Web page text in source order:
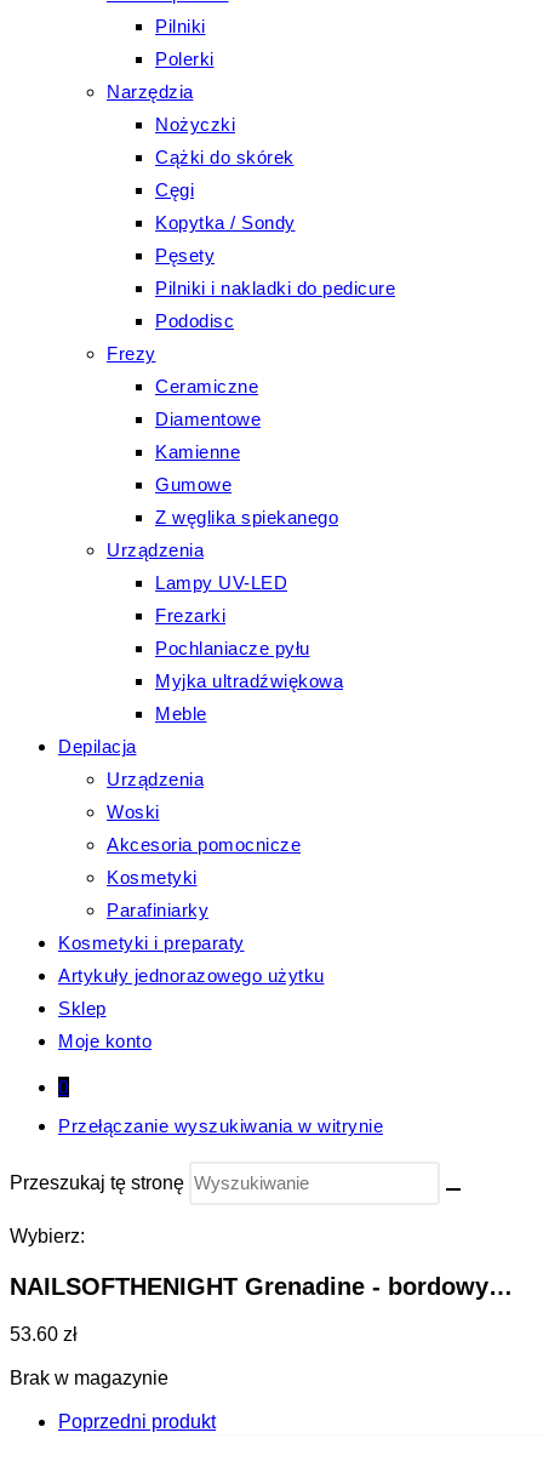
Pilniki
Polerki
Narzędzia
Nożyczki
Cążki do skórek
Cęgi
Kopytka / Sondy
Pęsety
Pilniki i nakladki do pedicure
Pododisc
Frezy
Ceramiczne
Diamentowe
Kamienne
Gumowe
Z węglika spiekanego
Urządzenia
Lampy UV-LED
Frezarki
Pochlaniacze pyłu
Myjka ultradźwiękowa
Meble
Depilacja
Urządzenia
Woski
Akcesoria pomocnicze
Kosmetyki
Parafiniarky
Kosmetyki i preparaty
Artykuły jednorazowego użytku
Sklep
Moje konto
0
Przełączanie wyszukiwania w witrynie
Przeszukaj tę stronę
Wybierz:
NAILSOFTHENIGHT Grenadine - bordowy…
53.60 zł
Brak w magazynie
Poprzedni produkt